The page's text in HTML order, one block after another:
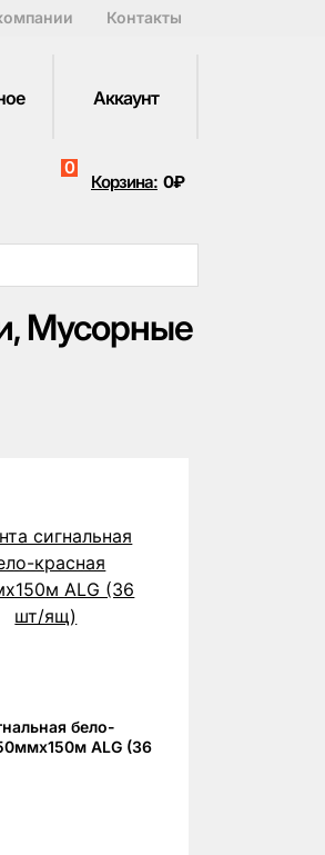
Контакты
Аккаунт
0
Корзина: 0₽
Мусорные
бело-
ALG (36